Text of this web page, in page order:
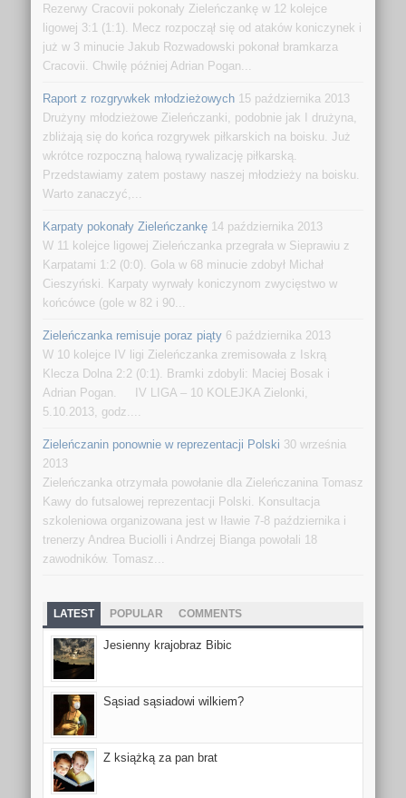
Rezerwy Cracovii pokonały Zieleńczankę w 12 kolejce
ligowej 3:1 (1:1). Mecz rozpoczął się od ataków koniczynek i
już w 3 minucie Jakub Rozwadowski pokonał bramkarza
Cracovii. Chwilę później Adrian Pogan...
Raport z rozgrywkek młodzieżowych 15 października 2013
Drużyny młodzieżowe Zieleńczanki, podobnie jak I drużyna,
zbliżają się do końca rozgrywek piłkarskich na boisku. Już
wkrótce rozpoczną halową rywalizację piłkarską.
Przedstawiamy zatem postawy naszej młodzieży na boisku.
Warto zanaczyć,...
Karpaty pokonały Zieleńczankę 14 października 2013
W 11 kolejce ligowej Zieleńczanka przegrała w Sieprawiu z
Karpatami 1:2 (0:0). Gola w 68 minucie zdobył Michał
Cieszyński. Karpaty wyrwały koniczynom zwycięstwo w
końcówce (gole w 82 i 90...
Zieleńczanka remisuje poraz piąty 6 października 2013
W 10 kolejce IV ligi Zieleńczanka zremisowała z Iskrą
Klecza Dolna 2:2 (0:1). Bramki zdobyli: Maciej Bosak i
Adrian Pogan. IV LIGA – 10 KOLEJKA Zielonki,
5.10.2013, godz....
Zieleńczanin ponownie w reprezentacji Polski 30 września
2013
Zieleńczanka otrzymała powołanie dla Zieleńczanina Tomasz
Kawy do futsalowej reprezentacji Polski. Konsultacja
szkoleniowa organizowana jest w Iławie 7-8 października i
trenerzy Andrea Buciolli i Andrzej Bianga powołali 18
zawodników. Tomasz...
LATEST POPULAR COMMENTS
Jesienny krajobraz Bibic
Sąsiad sąsiadowi wilkiem?
Z książką za pan brat